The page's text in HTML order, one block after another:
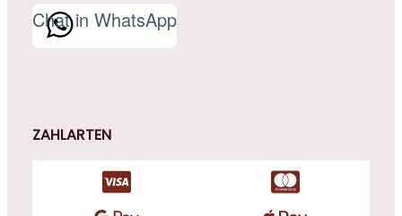
Chat in WhatsApp
ZAHLARTEN